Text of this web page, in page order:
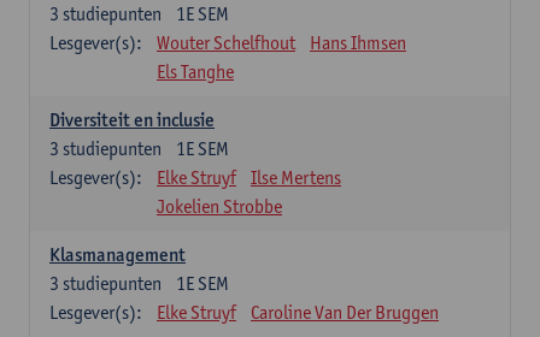
1E SEM
3 studiepunten
Lesgever(s):
Wouter Schelfhout
Hans Ihmsen
Els Tanghe
Diversiteit en inclusie
1E SEM
3 studiepunten
Lesgever(s):
Elke Struyf
Ilse Mertens
Jokelien Strobbe
Klasmanagement
1E SEM
3 studiepunten
Lesgever(s):
Elke Struyf Caroline Van Der Bruggen